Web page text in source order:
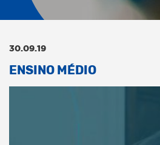
30.09.19
ENSINO MÉDIO